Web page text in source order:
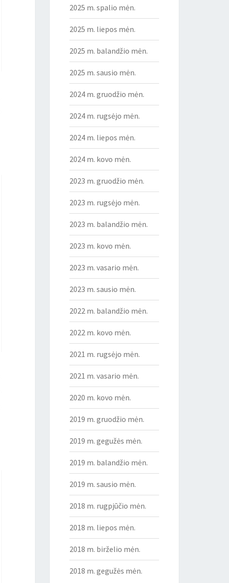
2025 m. spalio mėn.
2025 m. liepos mėn.
2025 m. balandžio mėn.
2025 m. sausio mėn.
2024 m. gruodžio mėn.
2024 m. rugsėjo mėn.
2024 m. liepos mėn.
2024 m. kovo mėn.
2023 m. gruodžio mėn.
2023 m. rugsėjo mėn.
2023 m. balandžio mėn.
2023 m. kovo mėn.
2023 m. vasario mėn.
2023 m. sausio mėn.
2022 m. balandžio mėn.
2022 m. kovo mėn.
2021 m. rugsėjo mėn.
2021 m. vasario mėn.
2020 m. kovo mėn.
2019 m. gruodžio mėn.
2019 m. gegužės mėn.
2019 m. balandžio mėn.
2019 m. sausio mėn.
2018 m. rugpjūčio mėn.
2018 m. liepos mėn.
2018 m. birželio mėn.
2018 m. gegužės mėn.